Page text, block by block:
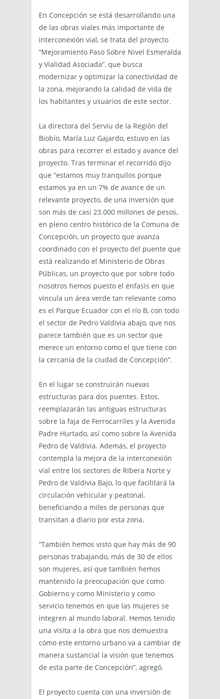
En Concepción se está desarrollando una
de las obras viales más importante de
interconexión vial, se trata del proyecto
“Mejoramiento Paso Sobre Nivel Esmeralda
y Vialidad Asociada”, que busca
modernizar y optimizar la conectividad de
la zona, mejorando la calidad de vida de
los habitantes y usuarios de este sector.
La directora del Serviu de la Región del
Biobío, María Luz Gajardo, estuvo en las
obras para recorrer el estado y avance del
proyecto. Tras terminar el recorrido dijo
que “estamos muy tranquilos porque
estamos ya en un 7% de avance de un
relevante proyecto, de una inversión que
son más de casi 23.000 millones de pesos,
en pleno centro histórico de la Comuna de
Concepción, un proyecto que avanza
coordinado con el proyecto del puente que
está realizando el Ministerio de Obras
Públicas, un proyecto que por sobre todo
nosotros hemos puesto el énfasis en que
vincula un área verde tan relevante como
es el Parque Ecuador con el río B, con todo
el sector de Pedro Valdivia abajo, que nos
parece también que es un sector que
merece un entorno como el que tiene con
la cercanía de la ciudad de Concepción”.
En el lugar se construirán nuevas
estructuras para dos puentes. Estos,
reemplazarán las antiguas estructuras
sobre la faja de Ferrocarriles y la Avenida
Padre Hurtado, así como sobre la Avenida
Pedro de Valdivia. Además, el proyecto
contempla la mejora de la interconexión
vial entre los sectores de Ribera Norte y
Pedro de Valdivia Bajo, lo que facilitará la
circulación vehicular y peatonal,
beneficiando a miles de personas que
transitan a diario por esta zona.
“También hemos visto que hay más de 90
personas trabajando, más de 30 de ellos
son mujeres, así que también hemos
mantenido la preocupación que como
Gobierno y como Ministerio y como
servicio tenemos en que las mujeres se
integren al mundo laboral. Hemos tenido
una visita a la obra que nos demuestra
cómo este entorno urbano va a cambiar de
manera sustancial la visión que tenemos
de esta parte de Concepción”, agregó.
El proyecto cuenta con una inversión de